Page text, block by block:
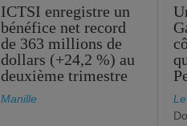
ICTSI enregistre un
bénéfice net record
de 363 millions de
dollars (+24,2 %) au
deuxième trimestre
Manille